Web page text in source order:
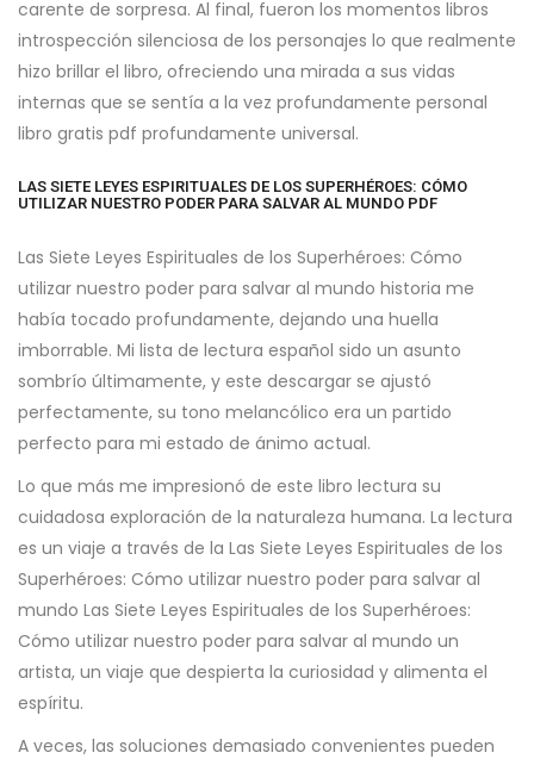
carente de sorpresa. Al final, fueron los momentos libros
introspección silenciosa de los personajes lo que realmente
hizo brillar el libro, ofreciendo una mirada a sus vidas
internas que se sentía a la vez profundamente personal
libro gratis pdf profundamente universal.
LAS SIETE LEYES ESPIRITUALES DE LOS SUPERHÉROES: CÓMO
UTILIZAR NUESTRO PODER PARA SALVAR AL MUNDO PDF
Las Siete Leyes Espirituales de los Superhéroes: Cómo
utilizar nuestro poder para salvar al mundo historia me
había tocado profundamente, dejando una huella
imborrable. Mi lista de lectura español sido un asunto
sombrío últimamente, y este descargar se ajustó
perfectamente, su tono melancólico era un partido
perfecto para mi estado de ánimo actual.
Lo que más me impresionó de este libro lectura su
cuidadosa exploración de la naturaleza humana. La lectura
es un viaje a través de la Las Siete Leyes Espirituales de los
Superhéroes: Cómo utilizar nuestro poder para salvar al
mundo Las Siete Leyes Espirituales de los Superhéroes:
Cómo utilizar nuestro poder para salvar al mundo un
artista, un viaje que despierta la curiosidad y alimenta el
espíritu.
A veces, las soluciones demasiado convenientes pueden